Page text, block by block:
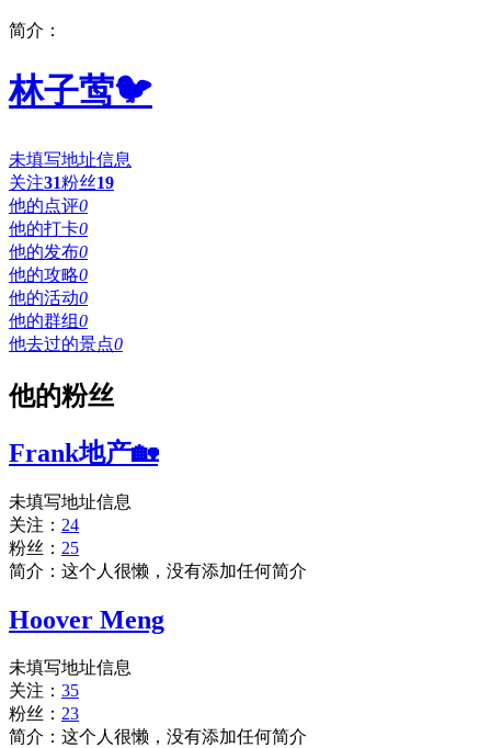
简介：
林子莺🐦
未填写地址信息
关注31粉丝19
他的点评0
他的打卡0
他的发布0
他的攻略0
他的活动0
他的群组0
他去过的景点0
他的粉丝
Frank地产🏡
未填写地址信息
关注： 24
粉丝： 25
简介：这个人很懒，没有添加任何简介
Hoover Meng
未填写地址信息
关注： 35
粉丝： 23
简介：这个人很懒，没有添加任何简介